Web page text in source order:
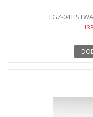
LGZ-04